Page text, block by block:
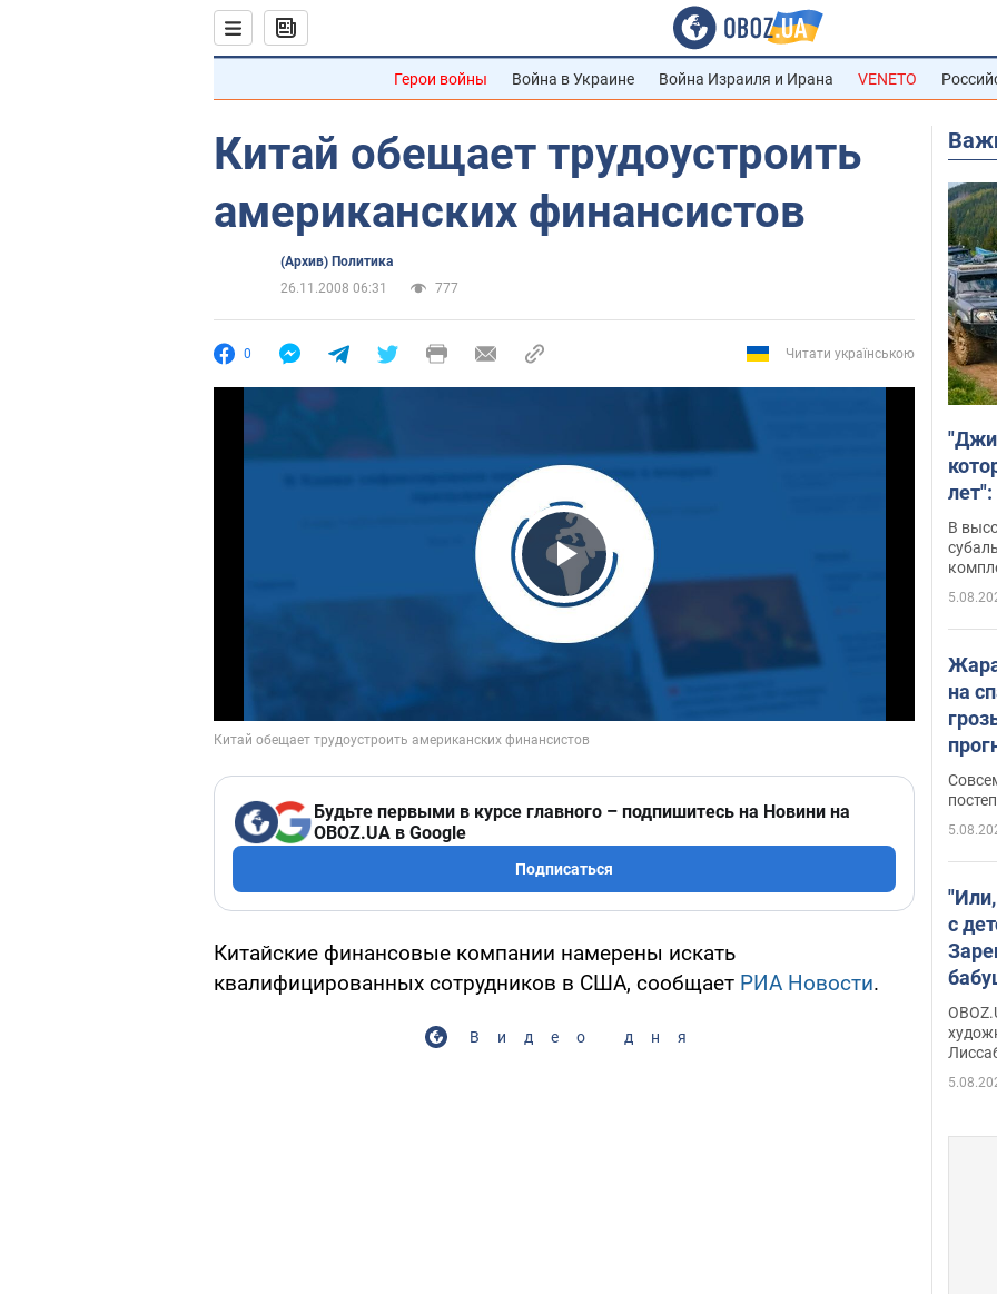
Герои войны Война в Украине Война Израиля и Ирана VENETO
Китай обещает трудоустроить
американских финансистов
(Архив) Политика
26.11.2008 06:31
777
0 Читати українською
Play Video
Будьте первыми в курсе главного – подпишитесь на Новини на
OBOZ.UA в Google
Подписаться
Китайские финансовые компании намерены искать
квалифицированных сотрудников в США, сообщает РИА Новости.
Видео дня
В
на
с
сына